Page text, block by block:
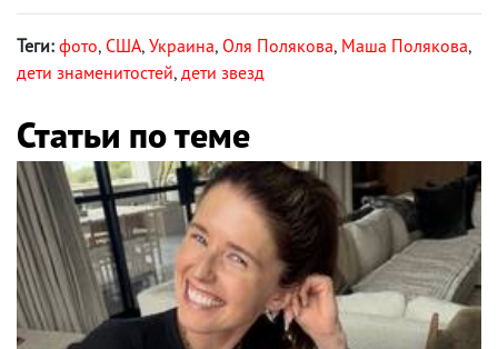
Теги: фото, США, Украина, Оля Полякова, Маша Полякова,
дети знаменитостей, дети звезд
Статьи по теме